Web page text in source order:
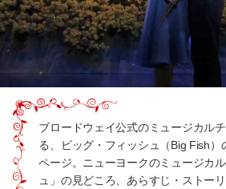
ブロードウェイ公式のミュージカル
る、ビッグ・フィッシュ（Big Fish）
ページ。ニューヨークのミュージカ
ュ」の見どころ、あらすじ・ストー